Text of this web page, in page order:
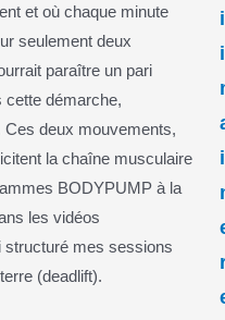
et où chaque minute
seulement deux
paraître un pari
cette démarche,
Ces deux mouvements,
la chaîne musculaire
BODYPUMP à la
les vidéos
structuré mes sessions
(deadlift).
i